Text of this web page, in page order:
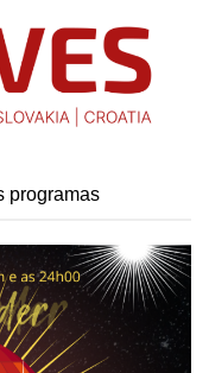
programas